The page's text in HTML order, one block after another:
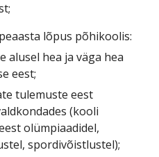
lõpus põhikoolis:
alusel hea ja väga hea
eest;
tulemuste eest
(kooli
olümpiaadidel,
spordivõistlustel);